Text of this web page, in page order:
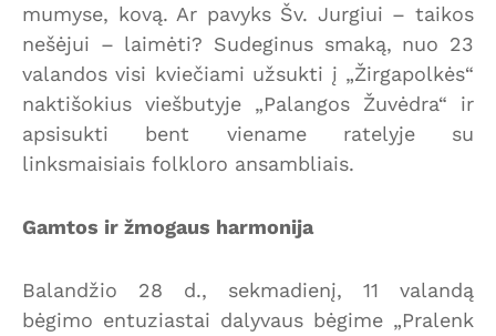
mumyse, kovą. Ar pavyks Šv. Jurgiui – taikos
nešėjui – laimėti? Sudeginus smaką, nuo 23
valandos visi kviečiami užsukti į „Žirgapolkės“
naktišokius viešbutyje „Palangos Žuvėdra“ ir
apsisukti bent viename ratelyje su
linksmaisiais folkloro ansambliais.
Gamtos ir žmogaus harmonija
Balandžio 28 d., sekmadienį, 11 valandą
bėgimo entuziastai dalyvaus bėgime „Pralenk